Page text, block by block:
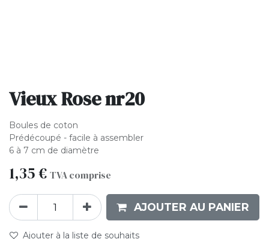
Vieux Rose nr20
Boules de coton
Prédécoupé - facile à assembler
6 à 7 cm de diamètre
1,35€ TVA comprise
AJOUTER AU PANIER
Ajouter à la liste de souhaits